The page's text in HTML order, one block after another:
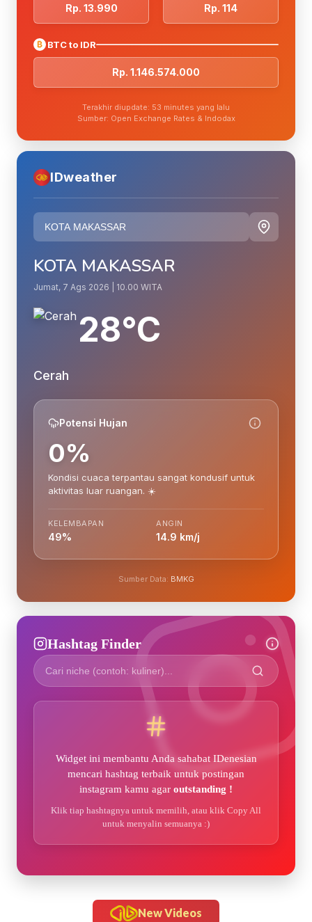
Rp. 13.990 Rp. 114
₿ BTC to IDR
Rp. 1.146.574.000
Terakhir diupdate: 53 minutes yang lalu
Sumber: Open Exchange Rates & Indodax
IDweather
KOTA MAKASSAR
Jumat, 7 Ags 2026 | 10.00 WITA
28°C
Cerah
Potensi Hujan
0%
Kondisi cuaca terpantau sangat kondusif untuk
aktivitas luar ruangan. ☀️
KELEMBAPAN
49%
ANGIN
14.9 km/j
Sumber Data: BMKG
Hashtag Finder
Widget ini membantu Anda sahabat IDenesian
mencari hashtag terbaik untuk postingan
instagram kamu agar outstanding !
Klik tiap hashtagnya untuk memilih, atau klik Copy All
untuk menyalin semuanya :)
New Videos